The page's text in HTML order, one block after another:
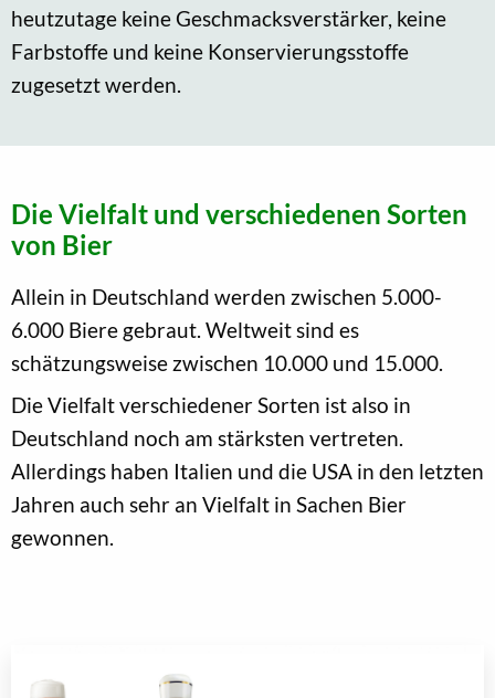
heutzutage keine Geschmacksverstärker, keine
Farbstoffe und keine Konservierungsstoffe
zugesetzt werden.
Die Vielfalt und verschiedenen Sorten
von Bier
Allein in Deutschland werden zwischen 5.000-
6.000 Biere gebraut. Weltweit sind es
schätzungsweise zwischen 10.000 und 15.000.
Die Vielfalt verschiedener Sorten ist also in
Deutschland noch am stärksten vertreten.
Allerdings haben Italien und die USA in den letzten
Jahren auch sehr an Vielfalt in Sachen Bier
gewonnen.